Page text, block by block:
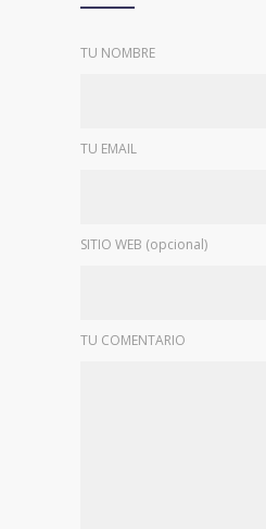
TU NOMBRE
TU EMAIL
SITIO WEB (opcional)
TU COMENTARIO